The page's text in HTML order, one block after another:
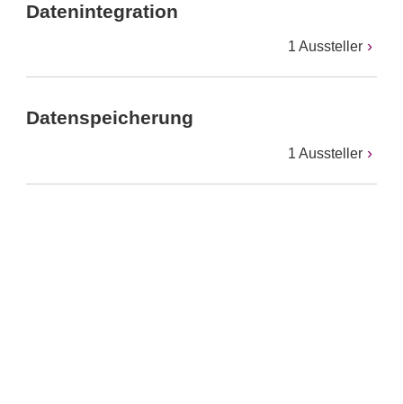
Datenintegration
1 Aussteller
Datenspeicherung
1 Aussteller